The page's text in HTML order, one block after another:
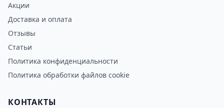
Акции
Доставка и оплата
Отзывы
Статьи
Политика конфиденциальности
Политика обработки файлов cookie
КОНТАКТЫ